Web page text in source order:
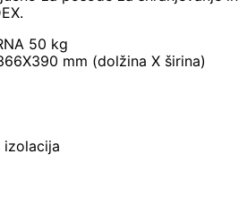
50 kg
mm (dolžina X širina)
izolacija